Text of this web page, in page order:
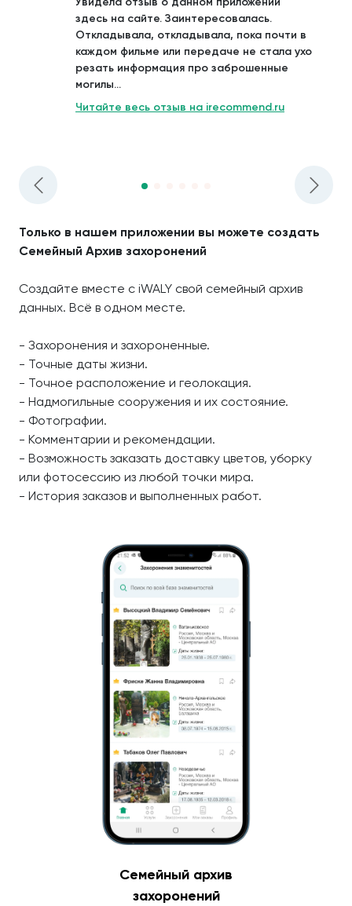
здесь на сайте. Заинтересовалась.
Откладывала, откладывала, пока почти в
каждом фильме или передаче не стала ухо
резать информация про заброшенные
могилы...
Читайте весь отзыв на irecommend.ru
Только в нашем приложении вы можете создать
Семейный Архив захоронений
Создайте вместе с iWALY свой семейный архив
данных. Всё в одном месте.
- Захоронения и захороненные.
- Точные даты жизни.
- Точное расположение и геолокация.
- Надмогильные сооружения и их состояние.
- Фотографии.
- Комментарии и рекомендации.
- Возможность заказать доставку цветов, уборку
или фотосессию из любой точки мира.
- История заказов и выполненных работ.
Семейный архив
захоронений